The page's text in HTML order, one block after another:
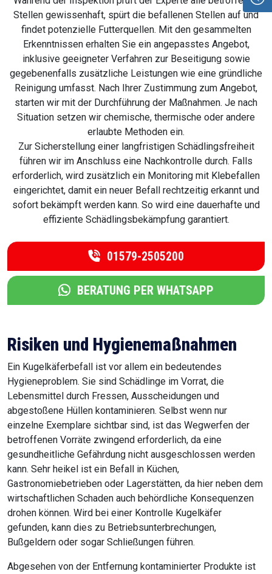
Stellen gewissenhaft, spürt die befallenen Stellen auf und
findet potenzielle Futterquellen. Mit den gesammelten
Erkenntnissen erhalten Sie ein angepasstes Angebot,
inklusive geeigneter Verfahren zur Beseitigung sowie
gegebenenfalls zusätzliche Leistungen wie eine gründliche
Reinigung umfasst. Nach Ihrer Zustimmung zum Angebot,
starten wir mit der Durchführung der Maßnahmen. Je nach
Situation setzen wir chemische, thermische oder andere
erlaubte Methoden ein.
Zur Sicherstellung einer langfristigen Schädlingsfreiheit
führen wir im Anschluss eine Nachkontrolle durch. Falls
erforderlich, wird zusätzlich ein Monitoring mit Klebefallen
eingerichtet, damit ein neuer Befall rechtzeitig erkannt und
sofort bekämpft werden kann. So wird eine dauerhafte und
effiziente Schädlingsbekämpfung garantiert.
01579-2505200
BERATUNG PER WHATSAPP
Risiken und Hygienemaßnahmen
Ein Kugelkäferbefall ist vor allem ein bedeutendes
Hygieneproblem. Sie sind Schädlinge im Vorrat, die
Lebensmittel durch Fressen, Ausscheidungen und
abgestoßene Hüllen kontaminieren. Selbst wenn nur
einzelne Exemplare sichtbar sind, ist das Wegwerfen der
betroffenen Vorräte zwingend erforderlich, da eine
gesundheitliche Gefährdung nicht ausgeschlossen werden
kann. Sehr heikel ist ein Befall in Küchen,
Gastronomiebetrieben oder Lagerstätten, da hier neben dem
wirtschaftlichen Schaden auch behördliche Konsequenzen
drohen können. Wird bei einer Kontrolle Kugelkäfer
gefunden, kann dies zu Betriebsunterbrechungen,
Bußgeldern oder sogar Schließungen führen.
Abgesehen von der Entfernung kontaminierter Produkte ist